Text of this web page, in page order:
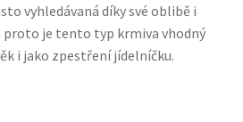
pro psy — Italské krmivo s
vyhledávaná díky své oblibě i
je tento typ krmiva vhodný
i jako zpestření jídelníčku.